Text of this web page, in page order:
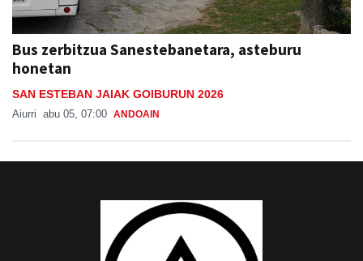
Bus zerbitzua Sanestebanetara, asteburu
honetan
SAN ESTEBAN JAIAK GOIBURUN 2026
Aiurri abu 05, 07:00 ANDOAIN